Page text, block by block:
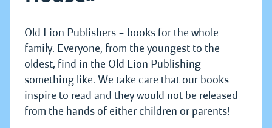
Old Lion Publishers – books for the whole
family. Everyone, from the youngest to the
oldest, find in the Old Lion Publishing
something like. We take care that our books
inspire to read and they would not be released
from the hands of either children or parents!